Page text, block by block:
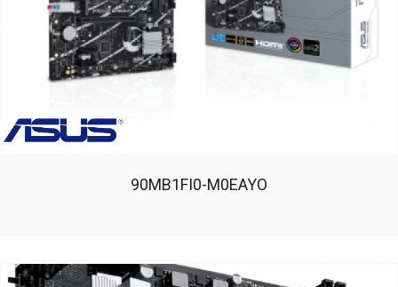
90MB1FI0-M0EAYO